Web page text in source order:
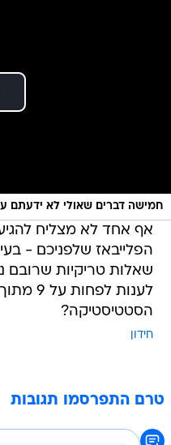
חמישה דברים שאולי לא ידעתם
אף אחד לא מצליח
הפלייבאז שלפניכם -
שאלות טריקיות שרובם
הסטטיסטיקה?
חידון
טרם התפרסמו תגובות